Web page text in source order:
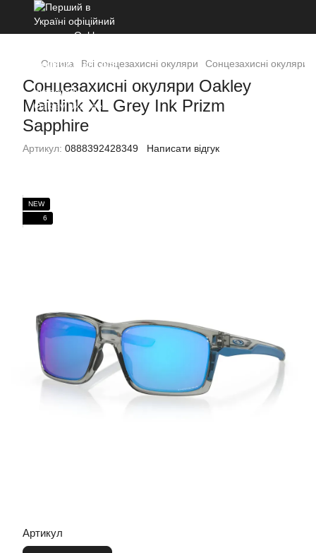
Оптика Всі сонцезахисні окуляри Сонцезахисні окуляри
Сонцезахисні окуляри Oakley
Mainlink XL Grey Ink Prizm
Sapphire
Артикул: 0888392428349 Написати відгук
NEW
6
Артикул